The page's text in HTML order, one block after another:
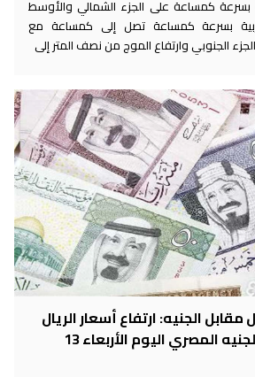
بسرعة كمساعة على الجزء الشمالي والأوسط
بسرعة كمساعة تصل إلى كمساعة مع
الجنوبي وارتفاع الموج من نصف المتر إلى
مقابل الجنيه: ارتفاع أسعار الريال
السعودي مقابل الجنيه المصري اليوم الأربعاء 13